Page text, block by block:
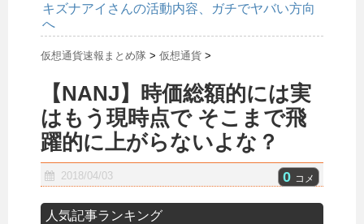
キズナアイさんの活動内容、ガチでヤバい方向
へ
仮想通貨速報まとめ隊 > 仮想通貨 >
【NANJ】時価総額的には実
はもう現時点で そこまで飛
躍的に上がらないよな？
2018/04/03 0 コメ
人気記事ランキング